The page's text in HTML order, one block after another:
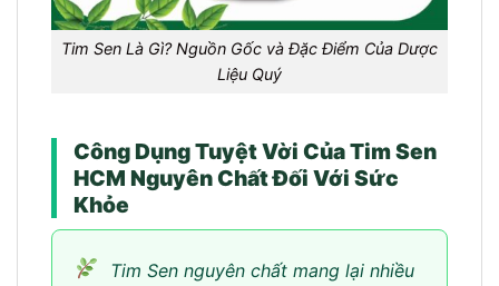
Tim Sen Là Gì? Nguồn Gốc và Đặc Điểm Của Dược
Liệu Quý
Công Dụng Tuyệt Vời Của Tim Sen
HCM Nguyên Chất Đối Với Sức
Khỏe
Tim Sen nguyên chất mang lại nhiều